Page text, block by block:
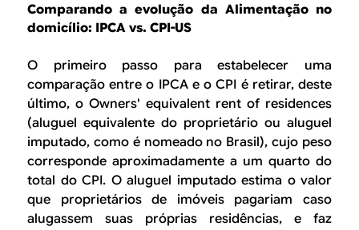
Comparando a evolução da Alimentação no
domicílio: IPCA vs. CPI-US
O primeiro passo para estabelecer uma
comparação entre o IPCA e o CPI é retirar, deste
último, o Owners' equivalent rent of residences
(aluguel equivalente do proprietário ou aluguel
imputado, como é nomeado no Brasil), cujo peso
corresponde aproximadamente a um quarto do
total do CPI. O aluguel imputado estima o valor
que proprietários de imóveis pagariam caso
alugassem suas próprias residências, e faz